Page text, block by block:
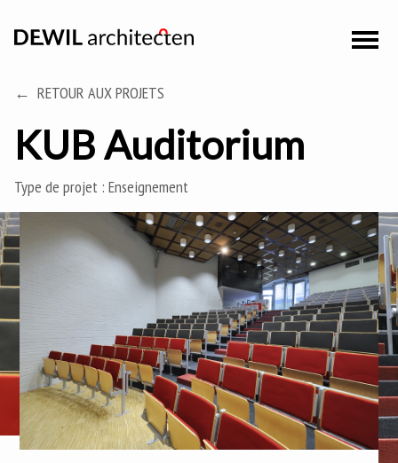
RETOUR AUX PROJETS
KUB Auditorium
Type de projet : Enseignement